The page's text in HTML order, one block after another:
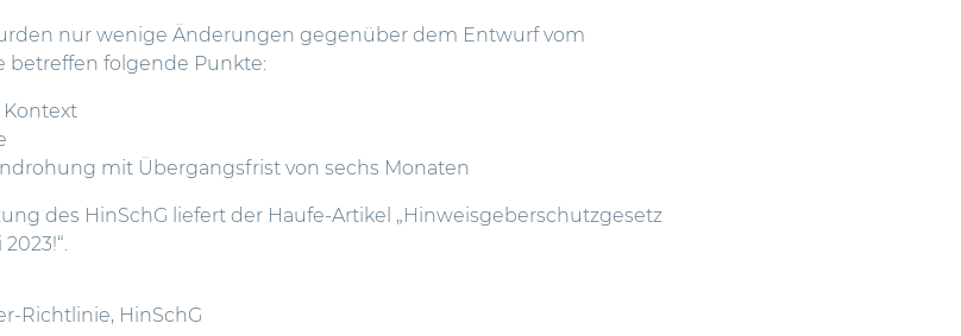
nur wenige Änderungen gegenüber dem Entwurf vom
betreffen folgende Punkte:
mit Übergangsfrist von sechs Monaten
des HinSchG liefert der Haufe-Artikel „Hinweisgeberschutzgesetz
“.
Richtlinie, HinSchG